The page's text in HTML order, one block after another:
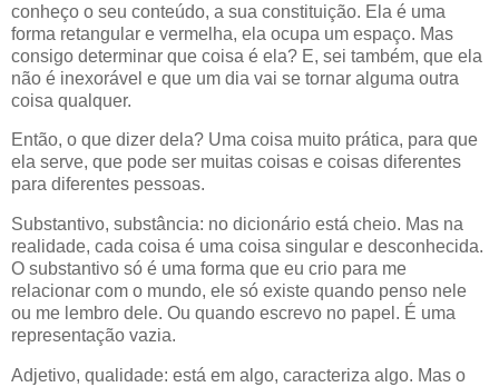
conheço o seu conteúdo, a sua constituição. Ela é uma
forma retangular e vermelha, ela ocupa um espaço. Mas
consigo determinar que coisa é ela? E, sei também, que ela
não é inexorável e que um dia vai se tornar alguma outra
coisa qualquer.
Então, o que dizer dela? Uma coisa muito prática, para que
ela serve, que pode ser muitas coisas e coisas diferentes
para diferentes pessoas.
Substantivo, substância: no dicionário está cheio. Mas na
realidade, cada coisa é uma coisa singular e desconhecida.
O substantivo só é uma forma que eu crio para me
relacionar com o mundo, ele só existe quando penso nele
ou me lembro dele. Ou quando escrevo no papel. É uma
representação vazia.
Adjetivo, qualidade: está em algo, caracteriza algo. Mas o